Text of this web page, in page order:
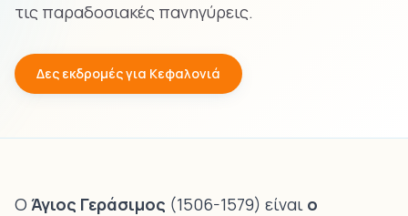
τις παραδοσιακές πανηγύρεις.
Δες εκδρομές για Κεφαλονιά
Ο Άγιος Γεράσιμος (1506-1579) είναι ο